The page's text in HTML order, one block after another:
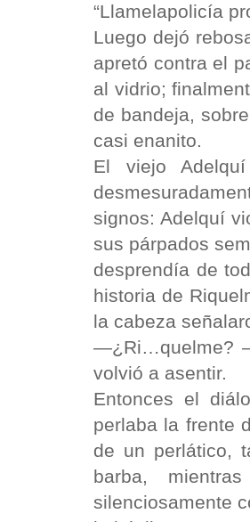
“Llamelapolicía
Luego dejó
apretó contra el
al vidrio;
de bandeja,
casi enanito.
El viejo
signos: Adelquí
sus párpados
desprendía de
historia de
la cabeza
—¿Ri…quelme?
volvió a asentir.
Entonces el
perlaba la frente
de un perlático,
barba,
silenciosamente